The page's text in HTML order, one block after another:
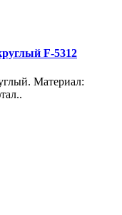
F-5312
Материал: